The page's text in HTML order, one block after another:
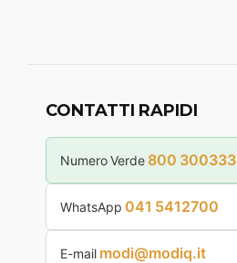
CONTATTI RAPIDI
Numero Verde 800 300333
WhatsApp 041 5412700
E-mail modi@modiq.it